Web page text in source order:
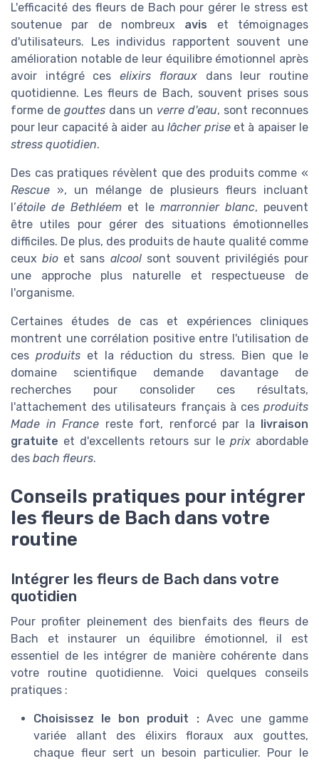
L'efficacité des fleurs de Bach pour gérer le stress est
soutenue par de nombreux avis et témoignages
d'utilisateurs. Les individus rapportent souvent une
amélioration notable de leur équilibre émotionnel après
avoir intégré ceselixirs florauxdans leur routine
quotidienne. Les fleurs de Bach, souvent prises sous
forme de gouttes dans un verre d'eau, sont reconnues
pour leur capacité à aider aulâcher priseet à apaiser le
stress quotidien.
Des cas pratiques révèlent que des produits comme «
Rescue », un mélange de plusieurs fleurs incluant
l’étoile de Bethléem et le marronnier blanc, peuvent
être utiles pour gérer des situations émotionnelles
difficiles. De plus, des produits de haute qualité comme
ceuxbio et sans alcoolsont souvent privilégiés pour
une approche plus naturelle et respectueuse de
l'organisme.
Certaines études de cas et expériences cliniques
montrent une corrélation positive entre l'utilisation de
ces produitset la réduction du stress. Bien que le
domaine scientifique demande davantage de
recherches pour consolider ces résultats,
l'attachement des utilisateurs français à ces produits
Made in France reste fort, renforcé par la livraison
gratuite et d'excellents retours sur le prix abordable
des bach fleurs.
Conseils pratiques pour intégrer
les fleurs de Bach dans votre
routine
Intégrer les fleurs de Bach dans votre
quotidien
Pour profiter pleinement des bienfaits des fleurs de
Bach et instaurer un équilibre émotionnel, il est
essentiel de les intégrer de manière cohérente dans
votre routine quotidienne. Voici quelques conseils
pratiques :
Choisissez le bon produit :Avec une gamme
variée allant des élixirs floraux aux gouttes,
chaque fleur sert un besoin particulier. Pour le